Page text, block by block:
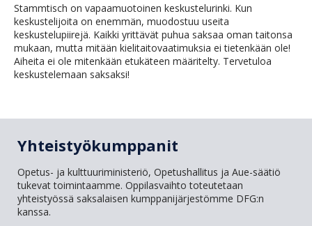
Stammtisch on vapaamuotoinen keskustelurinki. Kun
keskustelijoita on enemmän, muodostuu useita
keskustelupiirejä. Kaikki yrittävät puhua saksaa oman taitonsa
mukaan, mutta mitään kielitaitovaatimuksia ei tietenkään ole!
Aiheita ei ole mitenkään etukäteen määritelty. Tervetuloa
keskustelemaan saksaksi!
Yhteistyökumppanit
Opetus- ja kulttuuriministeriö, Opetushallitus ja Aue-säätiö
tukevat toimintaamme. Oppilasvaihto toteutetaan
yhteistyössä saksalaisen kumppanijärjestömme DFG:n
kanssa.